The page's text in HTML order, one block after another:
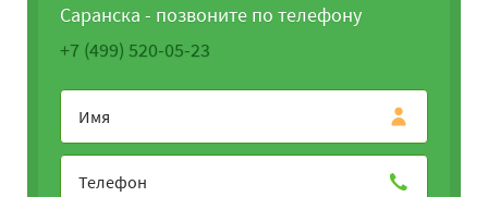
Саранска - позвоните по телефону
+7 (499) 520-05-23